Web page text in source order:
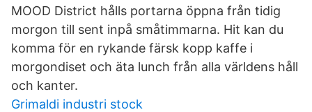
MOOD District hålls portarna öppna från tidig
morgon till sent inpå småtimmarna. Hit kan du
komma för en rykande färsk kopp kaffe i
morgondiset och äta lunch från alla världens håll
och kanter.
Grimaldi industri stock